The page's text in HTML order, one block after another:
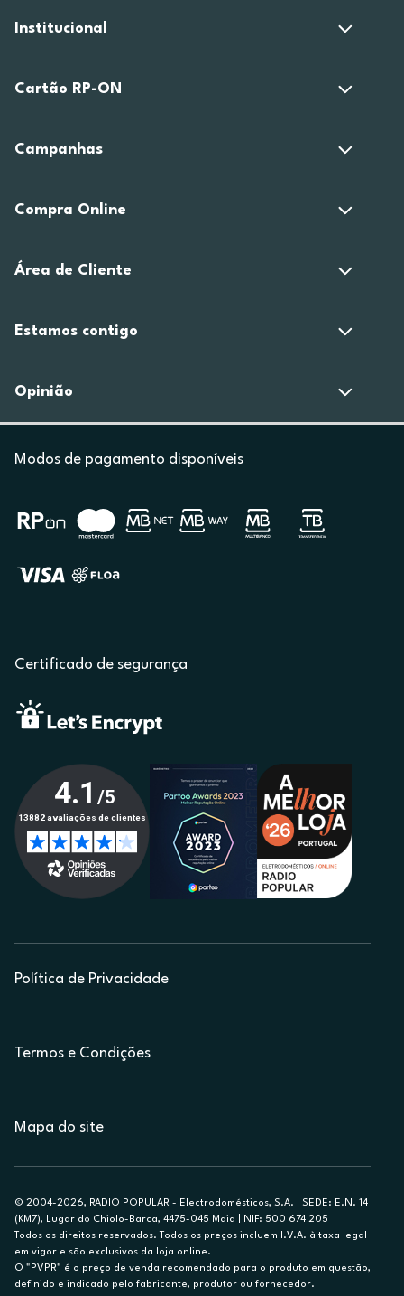
Institucional
Cartão RP-ON
Campanhas
Compra Online
Área de Cliente
Estamos contigo
Opinião
Modos de pagamento disponíveis
Certificado de segurança
Política de Privacidade
Termos e Condições
Mapa do site
© 2004-2026, RADIO POPULAR - Electrodomésticos, S.A. | SEDE: E.N. 14
(KM7), Lugar do Chiolo-Barca, 4475-045 Maia | NIF: 500 674 205
Todos os direitos reservados. Todos os preços incluem I.V.A. à taxa legal
em vigor e são exclusivos da loja online.
O "PVPR" é o preço de venda recomendado para o produto em questão,
definido e indicado pelo fabricante, produtor ou fornecedor.